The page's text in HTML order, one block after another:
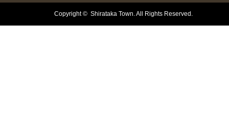
Copyright © Shirataka Town. All Rights Reserved.